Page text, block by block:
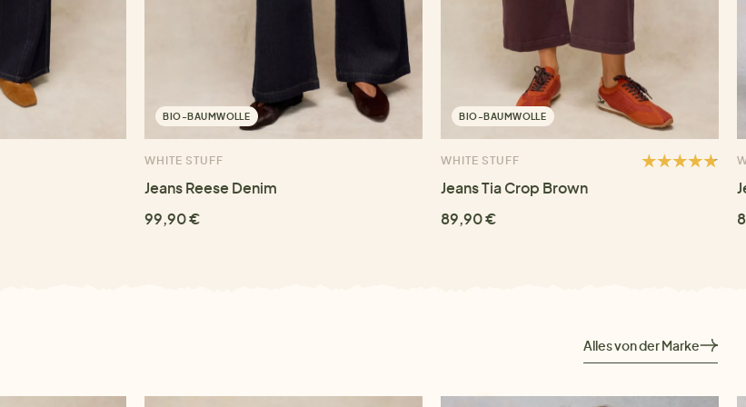
BIO-BAUMWOLLE
WHITE STUFF
Jeans Reese Denim
99,90 €
BIO-BAUMWOLLE
WHITE STUFF
Jeans Tia Crop Brown
89,90 €
Alles von der Marke